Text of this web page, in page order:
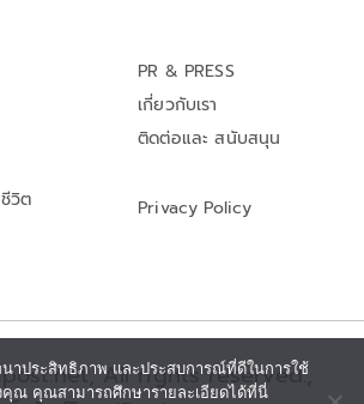
วิต
PR & PRESS
เกี่ยวกับเรา
ติดต่อและ สนับสนุน
Privacy Policy
All rights reserved.,
าประสิทธิภาพ และประสบการณ์ที่ดีในการใช้
คุณ คุณสามารถศึกษารายละเอียดได้ที่นี่